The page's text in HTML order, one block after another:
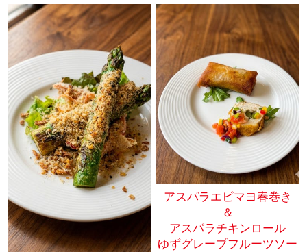
アスパラエビマヨ春巻き
＆
アスパラチキンロール
ゆずグレープフルーツソー